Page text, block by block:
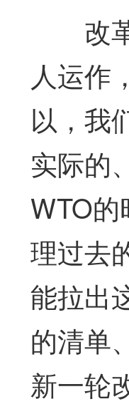
改革
人运作
以，我
实际的
WTO
理过去
能拉出
的清单
新一轮